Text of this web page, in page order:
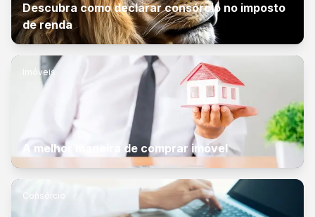
Descubra como declarar consórcio no imposto
de renda
Imóveis
A melhor maneira de comprar imóvel
Consórcio